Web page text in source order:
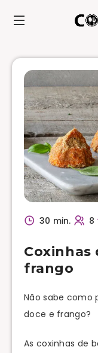
30 min. 8
Coxinhas
frango
Não sabe como
doce e frango?
As coxinhas de